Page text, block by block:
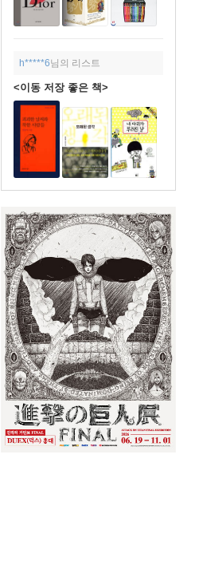
h*****6님의 리스트
<이동 저장 좋은 책>